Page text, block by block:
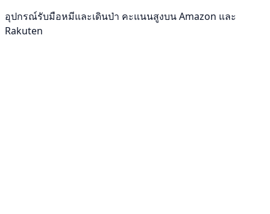
อุปกรณ์รับมือหมีและเดินป่า คะแนนสูงบน Amazon และ
Rakuten